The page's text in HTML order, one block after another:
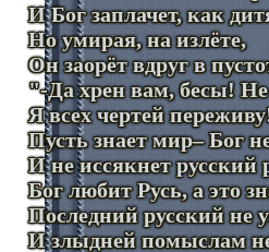
И Бог заплачет, как
Но умирая, на излёте,
Он заорёт вдруг в
"-Да хрен вам, бесы! Не
Я всех чертей
Пусть знает мир– Бог
И не иссякнет русский
Бог любит Русь, а это
Последний русский не
И злыдней помыслам